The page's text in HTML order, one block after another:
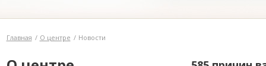
Главная / О центре / Новости